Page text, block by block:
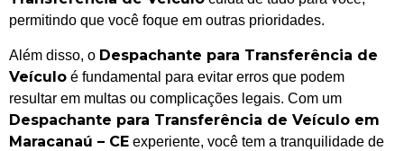
permitindo que você foque em outras prioridades.
Além disso, o Despachante para Transferência de
Veículo é fundamental para evitar erros que podem
resultar em multas ou complicações legais. Com um
Despachante para Transferência de Veículo em
Maracanaú – CE experiente, você tem a tranquilidade de